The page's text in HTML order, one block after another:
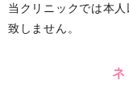
当クリニックでは本
致しません。